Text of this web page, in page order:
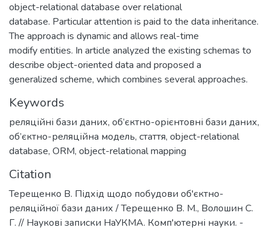
object-relational database over relational
database. Particular attention is paid to the data inheritance.
The approach is dynamic and allows real-time
modify entities. In article analyzed the existing schemas to
describe object-oriented data and proposed a
generalized scheme, which combines several approaches.
Keywords
реляційні бази даних, об’єктно-орієнтовні бази даних,
об’єктно-реляційна модель, стаття, object-relational
database, ORM, object-relational mapping
Citation
Терещенко В. Підхід щодо побудови об'єктно-
реляційної бази даних / Терещенко В. М., Волошин С.
Г. // Наукові записки НаУКМА. Комп'ютерні науки. -